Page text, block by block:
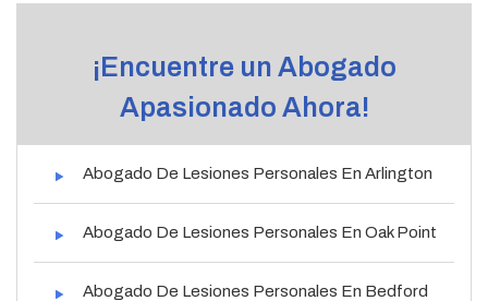
¡Encuentre un Abogado
Apasionado Ahora!
Abogado De Lesiones Personales En Arlington
Abogado De Lesiones Personales En Oak Point
Abogado De Lesiones Personales En Bedford